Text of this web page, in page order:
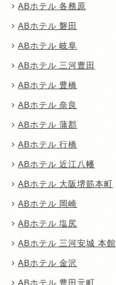
ABホテル 各務原
ABホテル 磐田
ABホテル 岐阜
ABホテル 三河豊田
ABホテル 豊橋
ABホテル 奈良
ABホテル 蒲郡
ABホテル 行橋
ABホテル 近江八幡
ABホテル 大阪堺筋本町
ABホテル 岡崎
ABホテル 塩尻
ABホテル 三河安城 本館
ABホテル 金沢
ABホテル 豊田元町